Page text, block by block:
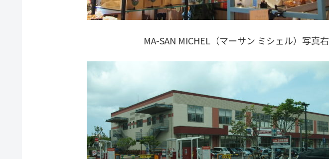
MA-SAN MICHEL（マーサン ミシェル）写真右